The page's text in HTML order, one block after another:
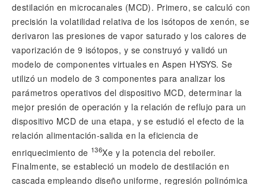
destilación en microcanales (MCD). Primero, se calculó con
precisión la volatilidad relativa de los isótopos de xenón, se
derivaron las presiones de vapor saturado y los calores de
vaporización de 9 isótopos, y se construyó y validó un
modelo de componentes virtuales en Aspen HYSYS. Se
utilizó un modelo de 3 componentes para analizar los
parámetros operativos del dispositivo MCD, determinar la
mejor presión de operación y la relación de reflujo para un
dispositivo MCD de una etapa, y se estudió el efecto de la
relación alimentación-salida en la eficiencia de
enriquecimiento de 136Xe y la potencia del reboiler.
Finalmente, se estableció un modelo de destilación en
cascada empleando diseño uniforme, regresión polinómica